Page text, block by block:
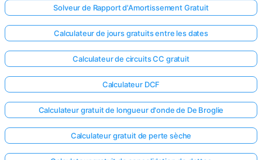
Solveur de Rapport d'Amortissement Gratuit
Calculateur de jours gratuits entre les dates
Calculateur de circuits CC gratuit
Calculateur DCF
Calculateur gratuit de longueur d'onde de De Broglie
Calculateur gratuit de perte sèche